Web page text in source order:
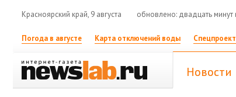
Красноярский край, 9 августа обновлено: двадцать минут
Погода в августе Карта отключений воды
Новости